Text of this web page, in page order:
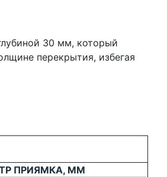
30 мм, который
перекрытия, избегая
ПРИЯМКА, ММ